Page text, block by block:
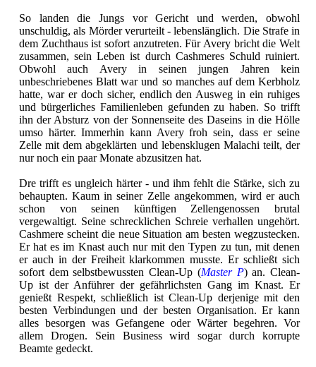
So landen die Jungs vor Gericht und werden, obwohl
unschuldig, als Mörder verurteilt - lebenslänglich. Die Strafe in
dem Zuchthaus ist sofort anzutreten. Für Avery bricht die Welt
zusammen, sein Leben ist durch Cashmeres Schuld ruiniert.
Obwohl auch Avery in seinen jungen Jahren kein
unbeschriebenes Blatt war und so manches auf dem Kerbholz
hatte, war er doch sicher, endlich den Ausweg in ein ruhiges
und bürgerliches Familienleben gefunden zu haben. So trifft
ihn der Absturz von der Sonnenseite des Daseins in die Hölle
umso härter. Immerhin kann Avery froh sein, dass er seine
Zelle mit dem abgeklärten und lebensklugen Malachi teilt, der
nur noch ein paar Monate abzusitzen hat.
Dre trifft es ungleich härter - und ihm fehlt die Stärke, sich zu
behaupten. Kaum in seiner Zelle angekommen, wird er auch
schon von seinen künftigen Zellengenossen brutal
vergewaltigt. Seine schrecklichen Schreie verhallen ungehört.
Cashmere scheint die neue Situation am besten wegzustecken.
Er hat es im Knast auch nur mit den Typen zu tun, mit denen
er auch in der Freiheit klarkommen musste. Er schließt sich
sofort dem selbstbewussten Clean-Up (Master P) an. Clean-
Up ist der Anführer der gefährlichsten Gang im Knast. Er
genießt Respekt, schließlich ist Clean-Up derjenige mit den
besten Verbindungen und der besten Organisation. Er kann
alles besorgen was Gefangene oder Wärter begehren. Vor
allem Drogen. Sein Business wird sogar durch korrupte
Beamte gedeckt.